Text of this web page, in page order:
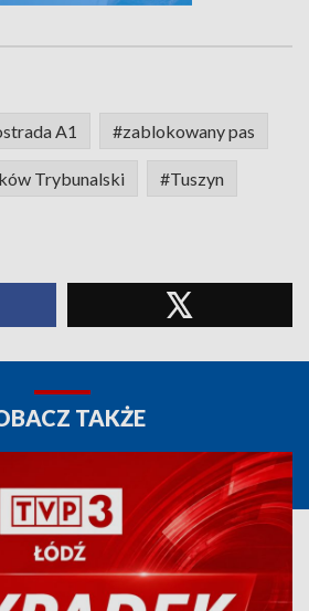
A1 #zablokowany pas
Trybunalski #Tuszyn
TAKŻE